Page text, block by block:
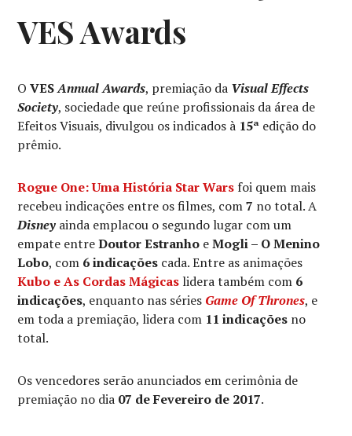
VES Awards
OVESAnnual Awards, premiação da Visual Effects
Society, sociedade que reúne profissionais da área de
Efeitos Visuais, divulgou os indicados à 15ª edição do
prêmio.
Rogue One: Uma História Star Wars foi quem mais
recebeu indicações entre os filmes, com7 no total. A
Disney ainda emplacou o segundo lugar com um
empate entreDoutor Estranho eMogli – O Menino
Lobo, com 6 indicações cada. Entre as animações
Kubo e As Cordas Mágicas lidera também com 6
indicações, enquanto nas séries Game Of Thrones, e
em toda a premiação, lidera com 11 indicações no
total.
Os vencedores serão anunciados em cerimônia de
premiação no dia 07 de Fevereiro de 2017.